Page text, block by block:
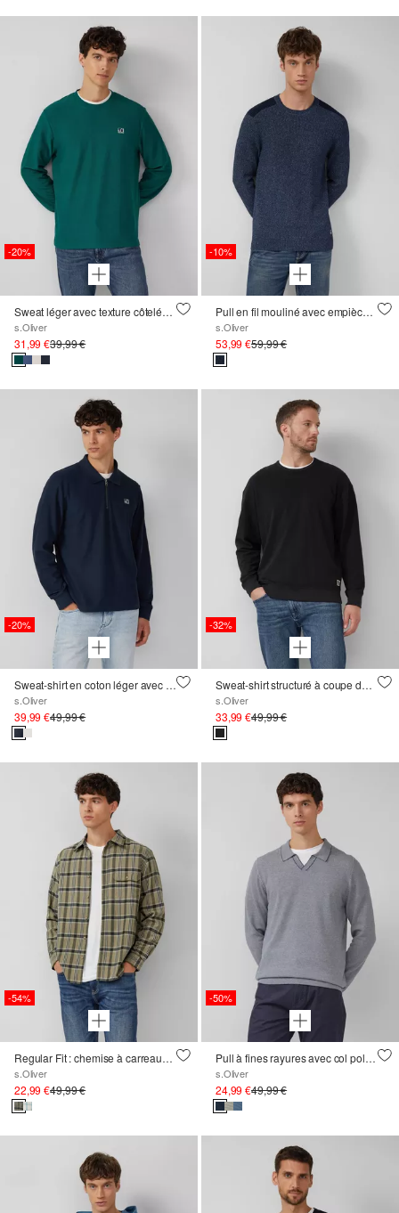
-20%
Sweat léger avec texture côtelée et logo
s.Oliver
31,99 €39,99 €
-10%
Pull en fil mouliné avec empiècements aux épaules
s.Oliver
53,99 €59,99 €
-20%
Sweat-shirt en coton léger avec structure et col polo
s.Oliver
39,99 €49,99 €
-32%
Sweat-shirt structuré à coupe décontractée avec patch d'étiquette
s.Oliver
33,99 €49,99 €
-54%
Regular Fit : chemise à carreaux finement structurée avec col Kent et poche poitrine
s.Oliver
22,99 €49,99 €
-50%
Pull à fines rayures avec col polo et poignets contrastés
s.Oliver
24,99 €49,99 €